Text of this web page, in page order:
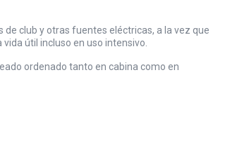
club y otras fuentes eléctricas, a la vez que
útil incluso en uso intensivo.
ordenado tanto en cabina como en